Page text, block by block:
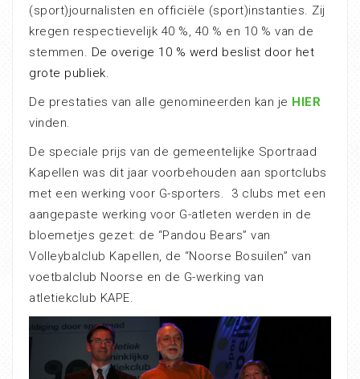
(sport)journalisten en officiële (sport)instanties. Zij
kregen respectievelijk 40 %, 40 % en 10 % van de
stemmen. De overige 10 % werd beslist door het
grote publiek.
De prestaties van alle genomineerden kan je HIER
vinden.
De speciale prijs van de gemeentelijke Sportraad
Kapellen was dit jaar voorbehouden aan sportclubs
met een werking voor G-sporters. 3 clubs met een
aangepaste werking voor G-atleten werden in de
bloemetjes gezet: de “Pandou Bears” van
Volleybalclub Kapellen, de “Noorse Bosuilen” van
voetbalclub Noorse en de G-werking van
atletiekclub KAPE.